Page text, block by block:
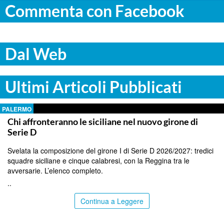
Commenta con Facebook
Dal Web
Ultimi Articoli Pubblicati
PALERMO
Chi affronteranno le siciliane nel nuovo girone di
Serie D
Svelata la composizione del girone I di Serie D 2026/2027: tredici
squadre siciliane e cinque calabresi, con la Reggina tra le
avversarie. L’elenco completo.
..
Continua a Leggere